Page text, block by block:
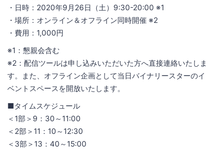
・日時：2020年9月26日（土）9:30-20:00 ※1
・場所：オンライン＆オフライン同時開催 ※2
・費用：1,000円
※1：懇親会含む
※2：配信ツールは申し込みいただいた方へ直接連絡いたしま
す。また、オフライン企画として当日バイナリースターのイ
ベントスペースを開放いたします。
■タイムスケジュール
＜1部＞9：30～11:00
＜2部＞11：10～12:30
＜3部＞13：40～15:00